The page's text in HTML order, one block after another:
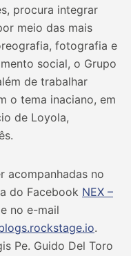
procura integrar
meio das mais
fotografia e
social, o Grupo
de trabalhar
o tema inaciano, em
de Loyola,
acompanhadas no
do Facebook NEX –
e no e-mail
.
Pe. Guido Del Toro